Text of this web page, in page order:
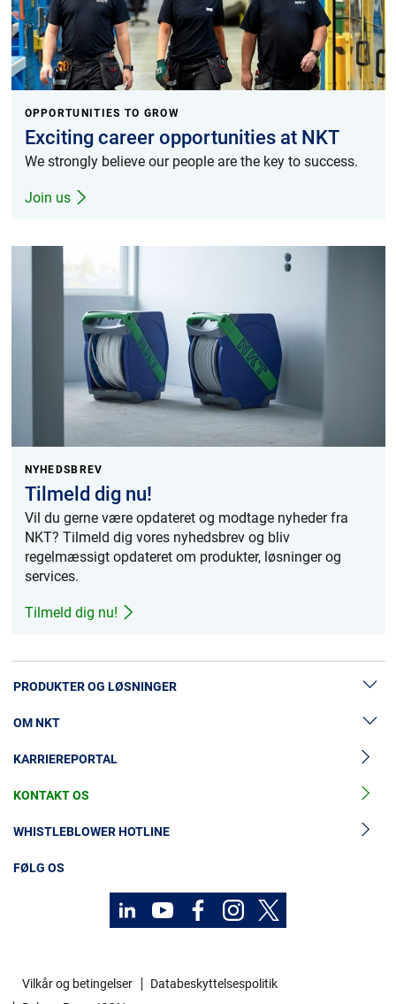
OPPORTUNITIES TO GROW
Exciting career opportunities at NKT
We strongly believe our people are the key to success.
Join us
NYHEDSBREV
Tilmeld dig nu!
Vil du gerne være opdateret og modtage nyheder fra
NKT? Tilmeld dig vores nyhedsbrev og bliv
regelmæssigt opdateret om produkter, løsninger og
services.
Tilmeld dig nu!
PRODUKTER OG LØSNINGER
Lavspændingskabler
Mellemspændingskabler
Højspændingskabelløsninger
Tilbehør til mellemspændingskabler
OM NKT
Nyheder & Presse
Vores historie
Investorer
Bæredygtighed
KARRIEREPORTAL
KONTAKT OS
WHISTLEBLOWER HOTLINE
FØLG OS
Vilkår og betingelser
Databeskyttelsespolitik